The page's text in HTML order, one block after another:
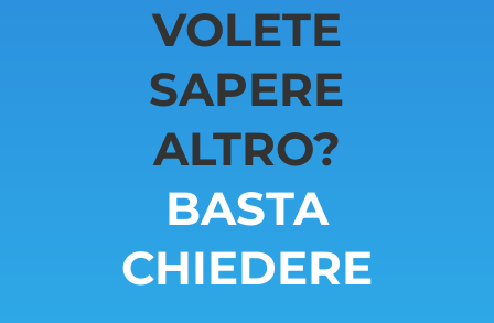
VOLETE
SAPERE
ALTRO?
BASTA
CHIEDERE